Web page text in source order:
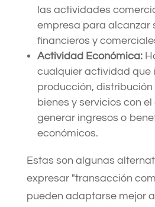
las actividades
empresa para alcanzar
financieros y
Actividad Económica:
cualquier actividad que
producción,
bienes y servicios con
generar ingresos o
económicos.
Estas son algunas
expresar "transacción
pueden adaptarse mejor